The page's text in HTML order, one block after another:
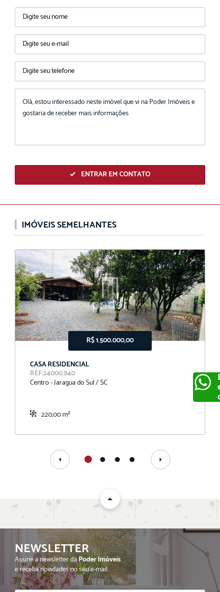
ENTRAR EM CONTATO
IMÓVEIS SEMELHANTES
R$ 1.500.000,00
CASA RESIDENCIAL
REF:24000.840
Centro - Jaragua do Sul / SC
220,00 m²
NEWSLETTER
Assine a newsletter daPoder Imóveis
e receba novidades no seu e-mail.